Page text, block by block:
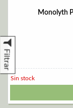
Filtrar
Monolyth
Sin stock